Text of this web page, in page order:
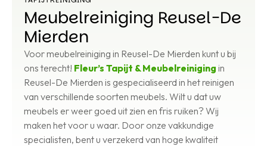
Meubelreiniging Reusel-De
Mierden
Voor meubelreiniging in Reusel-De Mierden kunt u bij
ons terecht! Fleur’s Tapijt & Meubelreiniging in
Reusel-De Mierden is gespecialiseerd in het reinigen
van verschillende soorten meubels. Wilt u dat uw
meubels er weer goed uit zien en fris ruiken? Wij
maken het voor u waar. Door onze vakkundige
specialisten, bent u verzekerd van hoge kwaliteit